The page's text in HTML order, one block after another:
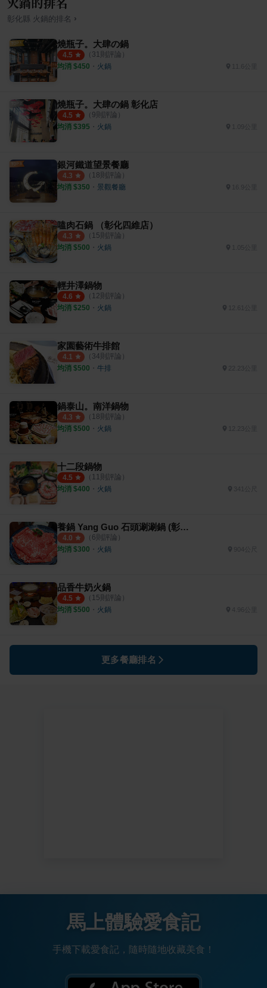
彰化縣 火鍋的排名 ›
燒瓶子。大肆の鍋
4.5 （ 31 則評論）
均消 $450 ・ 火鍋
燒瓶子。大肆の鍋 彰化店
4.5 （ 9則評論）
均消 $395 ・ 火鍋
銀河鐵道望景餐廳
4.3 （ 18則評論）
均消 $350 ・ 景觀餐廳
嗑肉石鍋 （彰化四維店）
4.3 （ 15則評論）
均消 $500 ・ 火鍋 1.05公里
輕井澤鍋物
4.6 （ 12則評論）
均消 $250 ・ 火鍋
家園藝術牛排館
4.1 （ 34則評論）
均消 $500 ・ 牛排
鍋泰山。南洋鍋物
4.3 （ 18則評論）
均消 $500 ・ 火鍋
十二段鍋物
4.5 （ 11 則評論）
均消 $400 ・ 火鍋
養鍋 Yang Guo 石頭涮涮鍋 (彰化旗艦店)
4.0 （ 6則評論）
均消 $300 ・ 火鍋
品香牛奶火鍋
4.5 （ 15則評論）
均消 $500 ・ 火鍋
更多餐廳排名
馬上體驗愛食記
手機下載愛食記，隨時隨地收藏美食！